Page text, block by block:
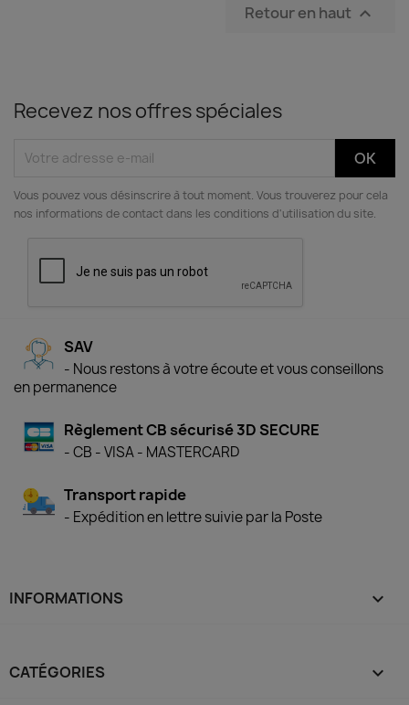
Retour en haut 
Recevez nos offres spéciales
Vous pouvez vous désinscrire à tout moment. Vous trouverez pour cela
nos informations de contact dans les conditions d'utilisation du site.
SAV
- Nous restons à votre écoute et vous conseillons
en permanence
Règlement CB sécurisé 3D SECURE
- CB - VISA - MASTERCARD
Transport rapide
- Expédition en lettre suivie par la Poste
INFORMATIONS 
CATÉGORIES 